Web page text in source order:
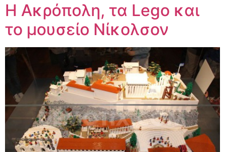
H Ακρόπολη, τα Lego και
το μουσείο Νίκολσον